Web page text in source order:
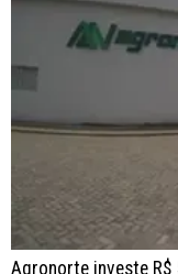
Agronorte investe R$